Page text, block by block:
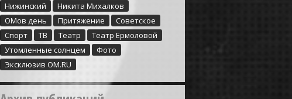
Нижинский
Никита Михалков
ОМов день
Притяжение
Советское
Спорт
ТВ Театр
Театр Ермоловой
Утомленные солнцем
Фото
Эксклюзив ОМ.RU